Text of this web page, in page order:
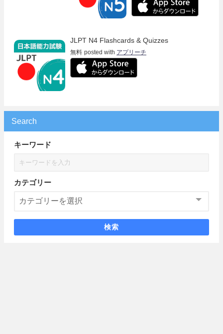
JLPT N4 Flashcards & Quizzes
無料 posted with アプリーチ
Search
キーワード
カテゴリー
検索